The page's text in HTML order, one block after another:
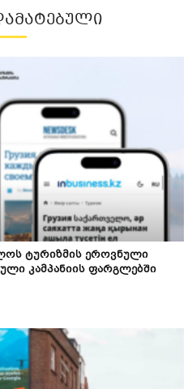
ტურიზმის ეროვნული
კამპანიის ფარგლებში